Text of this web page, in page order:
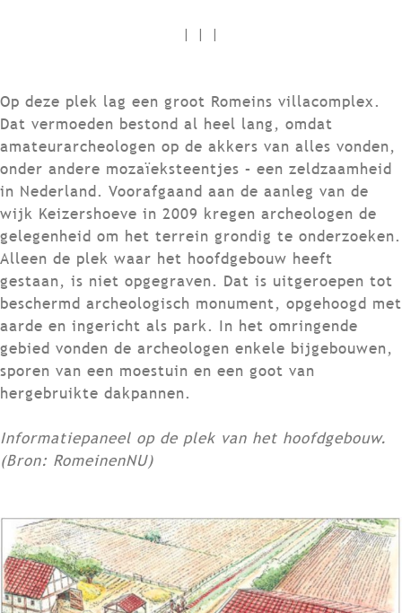
| | |
Op deze plek lag een groot Romeins villacomplex.
Dat vermoeden bestond al heel lang, omdat
amateurarcheologen op de akkers van alles vonden,
onder andere mozaïeksteentjes – een zeldzaamheid
in Nederland. Voorafgaand aan de aanleg van de
wijk Keizershoeve in 2009 kregen archeologen de
gelegenheid om het terrein grondig te onderzoeken.
Alleen de plek waar het hoofdgebouw heeft
gestaan, is niet opgegraven. Dat is uitgeroepen tot
beschermd archeologisch monument, opgehoogd met
aarde en ingericht als park. In het omringende
gebied vonden de archeologen enkele bijgebouwen,
sporen van een moestuin en een goot van
hergebruikte dakpannen.
Informatiepaneel op de plek van het hoofdgebouw.
(Bron: RomeinenNU)